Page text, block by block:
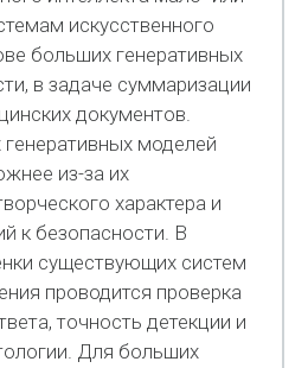
искусственного
больших генеративных
в задаче суммаризации
документов.
моделей
из-за их
характера и
к безопасности. В
существующих систем
проводится проверка
точность детекции и
Для больших